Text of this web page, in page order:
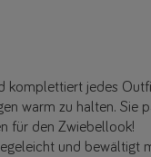
komplettiert jedes
warm zu halten. Sie
für den Zwiebellook!
und bewältigt